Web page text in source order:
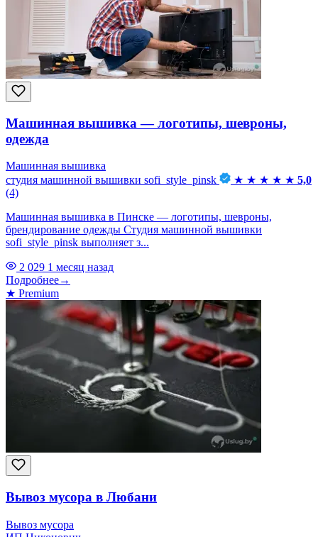
Машинная вышивка — логотипы, шевроны,
одежда
Машинная вышивка
студия машинной вышивки sofi_style_pinsk
★ ★ ★ ★ ★ 5,0
(4)
Машинная вышивка в Пинске — логотипы, шевроны,
брендирование одежды Студия машинной вышивки
sofi_style_pinsk выполняет з...
2 029 1 месяц назад
Подробнее→
★ Premium
Вывоз мусора в Любани
Вывоз мусора